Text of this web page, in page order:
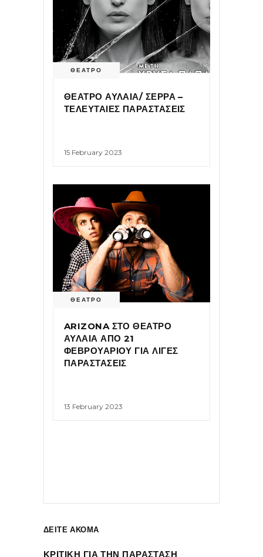
ΘΕΑΤΡΟ
ΘΕΑΤΡΟ ΑΥΛΑΙΑ/ ΣΕΡΡΑ –
ΤΕΛΕΥΤΑΙΕΣ ΠΑΡΑΣΤΑΣΕΙΣ
15 February 2023
ΘΕΑΤΡΟ
ARIZONA ΣΤΟ ΘΕΑΤΡΟ
ΑΥΛΑΙΑ ΑΠΟ 21
ΦΕΒΡΟΥΑΡΙΟΥ ΓΙΑ ΛΙΓΕΣ
ΠΑΡΑΣΤΑΣΕΙΣ
13 February 2023
ΔΕΙΤΕ ΑΚΟΜΑ
ΚΡΙΤΙΚΗ ΓΙΑ ΤΗΝ ΠΑΡΑΣΤΑΣΗ